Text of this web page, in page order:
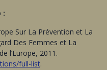
:
Sur La Prévention et La
Des Femmes et La
l’Europe, 2011.
full-list.